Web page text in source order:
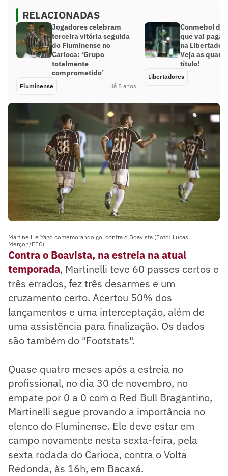
RELACIONADAS
Jogadores celebram
terceira vitória seguida
do Fluminense no
Carioca: ‘Grupo
totalmente
comprometido’
Fluminense Há 5 anos
Conmebol
que vai pagar
na
Veja as
título!
Libertadores
Martinelli e Yago comemorando gol contra o Boavista (Foto: Lucas
Merçon/FFC)
Contra o Boavista, na estreia na atual
temporada, Martinelli teve 60 passes certos e
três errados, fez três desarmes e um
cruzamento certo. Acertou 50% dos
lançamentos e uma interceptação, além de
uma assistência para finalização. Os dados
são também do "Footstats".
Quase quatro meses após a estreia no
profissional, no dia 30 de novembro, no
empate por 0 a 0 com o Red Bull Bragantino,
Martinelli segue provando a importância no
elenco do Fluminense. Ele deve estar em
campo novamente nesta sexta-feira, pela
sexta rodada do Carioca, contra o Volta
Redonda, às 16h, em Bacaxá.